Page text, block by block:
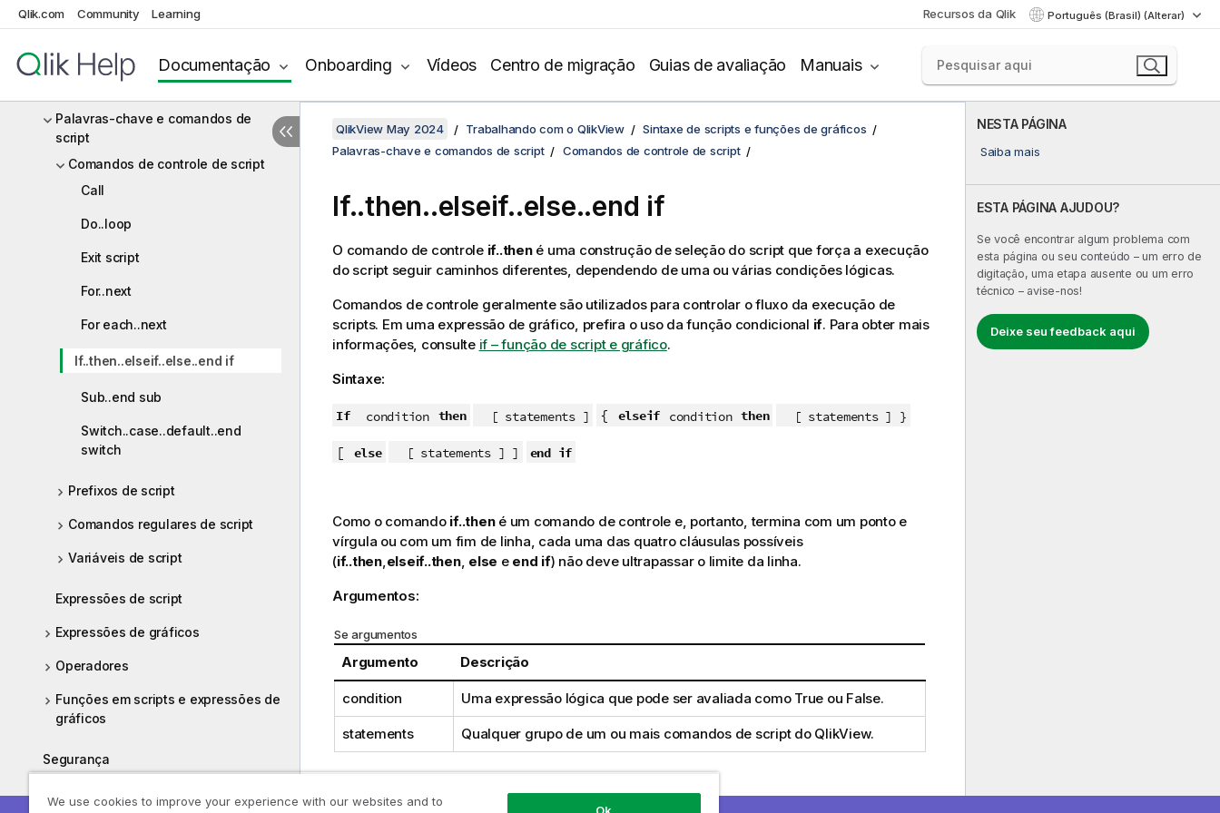
Qlik.com Community Learning Recursos da Qlik Português (Brasil) (Alterar)
Documentação Onboarding Vídeos Centro de migração Guias de avaliação Manuais
gráficos
O que é formalismo Backus-Naur?
Palavras-chave e comandos de
script
Comandos de controle de script
Call
Do..loop
Exit script
For..next
For each..next
If..then..elseif..else..end if
Sub..end sub
Switch..case..default..end
switch
Prefixos de script
Comandos regulares de script
Variáveis de script
Expressões de script
Expressões de gráficos
Operadores
Funções em scripts e expressões de
gráficos
Segurança
NESTA PÁGINA
Saiba mais
ESTA PÁGINA AJUDOU?
Se você encontrar algum problema com
esta página ou seu conteúdo – um erro de
digitação, uma etapa ausente ou um erro
técnico – avise-nos!
Deixe seu feedback aqui
QlikView May 2024 Trabalhando com o QlikView
Sintaxe de scripts e funções de gráficos
Palavras-chave e comandos de script
Comandos de controle de script
If..then..elseif..else..end if
O comando de controle if..thené uma construção de seleção do script que força a execução
do script seguir caminhos diferentes, dependendo de uma ou várias condições lógicas.
Comandos de controle geralmente são utilizados para controlar o fluxo da execução de
scripts. Em uma expressão de gráfico, prefira o uso da função condicional if. Para obter mais
informações, consulte if – função de script e gráfico.
Sintaxe:
If condition then [ statements ] { elseif condition then [ statements ] }
[ else [ statements ] ] end if
Como o comando if..thené um comando de controle e, portanto, termina com um ponto e
vírgula ou com um fim de linha, cada uma das quatro cláusulas possíveis
(if..then,elseif..then, else e end if) não deve ultrapassar o limite da linha.
Argumentos:
Se argumentos
Argumento Descrição
condition Uma expressão lógica que pode ser avaliada como True ou False.
statements Qualquer grupo de um ou mais comandos de script do QlikView.
We use cookies to improve your experience with our websites and to